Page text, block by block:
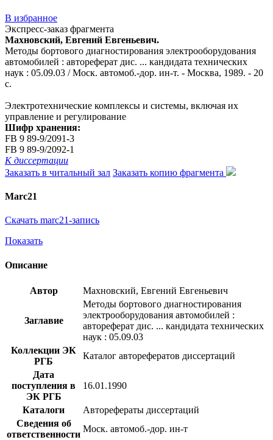
В избранное
Экспресс-заказ фрагмента
Махновский, Евгений Евгеньевич.
Методы бортового диагностирования электрооборудования
автомобилей : автореферат дис. ... кандидата технических
наук : 05.09.03 / Моск. автомоб.-дор. ин-т. - Москва, 1989. - 20
с.
Электротехнические комплексы и системы, включая их
управление и регулирование
Шифр хранения:
FB 9 89-9/2091-3
FB 9 89-9/2092-1
К диссертации
Заказать в читальный зал Заказать копию фрагмента
Marc21
Скачать marc21-запись
Показать
Описание
Автор Махновский, Евгений Евгеньевич
Заглавие
Методы бортового диагностирования
электрооборудования автомобилей :
автореферат дис. ... кандидата технических
наук : 05.09.03
Коллекции ЭК
РГБ
Каталог авторефератов диссертаций
Дата
поступления в
ЭК РГБ
16.01.1990
Каталоги
Авторефераты диссертаций
Сведения об
ответственности
Моск. автомоб.-дор. ин-т